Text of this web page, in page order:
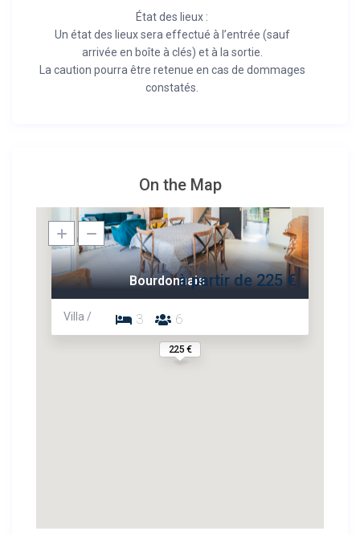
État des lieux :
Un état des lieux sera effectué à l’entrée (sauf
arrivée en boîte à clés) et à la sortie.
La caution pourra être retenue en cas de dommages
constatés.
On the Map
225 €
Bourdonnais
Villa / 3 6
à partir de 225 €